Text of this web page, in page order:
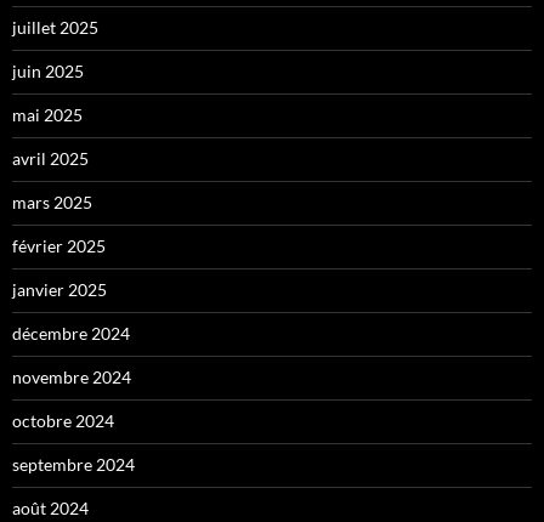
juillet 2025
juin 2025
mai 2025
avril 2025
mars 2025
février 2025
janvier 2025
décembre 2024
novembre 2024
octobre 2024
septembre 2024
août 2024